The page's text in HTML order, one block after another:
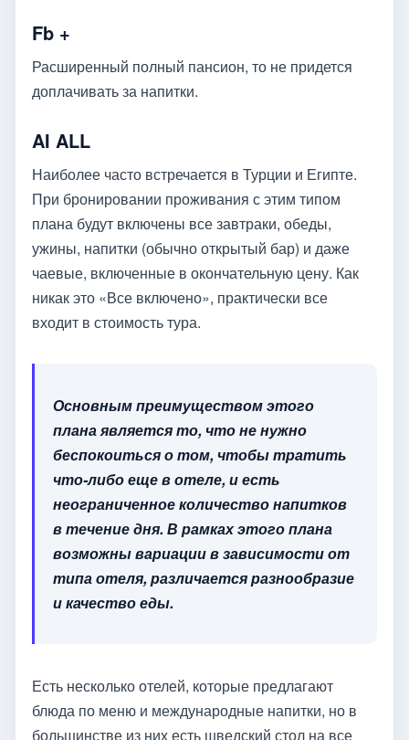
Fb +
Расширенный полный пансион, то не придется
доплачивать за напитки.
AI ALL
Наиболее часто встречается в Турции и Египте.
При бронировании проживания с этим типом
плана будут включены все завтраки, обеды,
ужины, напитки (обычно открытый бар) и даже
чаевые, включенные в окончательную цену. Как
никак это «Все включено», практически все
входит в стоимость тура.
Основным преимуществом этого
плана является то, что не нужно
беспокоиться о том, чтобы тратить
что-либо еще в отеле, и есть
неограниченное количество напитков
в течение дня. В рамках этого плана
возможны вариации в зависимости от
типа отеля, различается разнообразие
и качество еды.
Есть несколько отелей, которые предлагают
блюда по меню и международные напитки, но в
большинстве из них есть шведский стол на все